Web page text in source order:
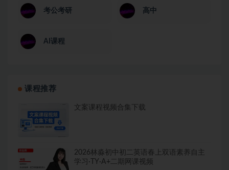
考公考研 高中
AI课程
课程推荐
文案课程视频合集下载
2026林淼初中初二英语春上双语素养自主
学习·TY·A+二期网课视频